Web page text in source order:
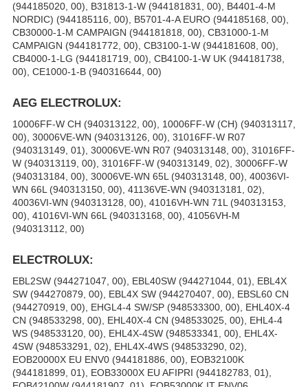
(944185020, 00), B31813-1-W (944181831, 00), B4401-4-M
NORDIC) (944185116, 00), B5701-4-A EURO (944185168, 00),
CB30000-1-M CAMPAIGN (944181818, 00), CB31000-1-M
CAMPAIGN (944181772, 00), CB3100-1-W (944181608, 00),
CB4000-1-LG (944181719, 00), CB4100-1-W UK (944181738,
00), CE1000-1-B (940316644, 00)
AEG ELECTROLUX:
10006FF-W CH (940313122, 00), 10006FF-W (CH) (940313117,
00), 30006VE-WN (940313126, 00), 31016FF-W R07
(940313149, 01), 30006VE-WN R07 (940313148, 00), 31016FF-
W (940313119, 00), 31016FF-W (940313149, 02), 30006FF-W
(940313184, 00), 30006VE-WN 65L (940313148, 00), 40036VI-
WN 66L (940313150, 00), 41136VE-WN (940313181, 02),
40036VI-WN (940313128, 00), 41016VH-WN 71L (940313153,
00), 41016VI-WN 66L (940313168, 00), 41056VH-M
(940313112, 00)
ELECTROLUX:
EBL2SW (944271047, 00), EBL40SW (944271044, 01), EBL4X
SW (944270879, 00), EBL4X SW (944270407, 00), EBSL60 CN
(944270919, 00), EHGL4-4 SW/SP (948533300, 00), EHL40X-4
CN (948533298, 00), EHL40X-4 CN (948533025, 00), EHL4-4
WS (948533120, 00), EHL4X-4SW (948533341, 00), EHL4X-
4SW (948533291, 02), EHL4X-4WS (948533290, 02),
EOB20000X EU ENV0 (944181886, 00), EOB32100K
(944181899, 01), EOB33000X EU AFIPRI (944182783, 01),